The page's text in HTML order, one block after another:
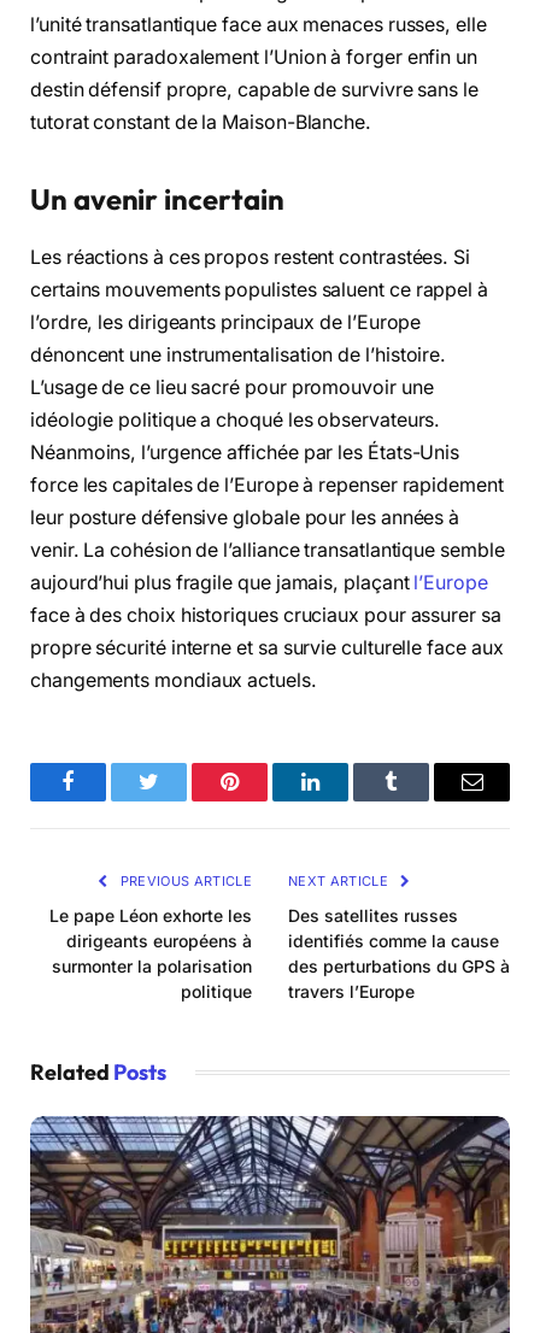
l’unité transatlantique face aux menaces russes, elle
contraint paradoxalement l’Union à forger enfin un
destin défensif propre, capable de survivre sans le
tutorat constant de la Maison-Blanche.
Un avenir incertain
Les réactions à ces propos restent contrastées. Si
certains mouvements populistes saluent ce rappel à
l’ordre, les dirigeants principaux de l’Europe
dénoncent une instrumentalisation de l’histoire.
L’usage de ce lieu sacré pour promouvoir une
idéologie politique a choqué les observateurs.
Néanmoins, l’urgence affichée par les États-Unis
force les capitales de l’Europe à repenser rapidement
leur posture défensive globale pour les années à
venir. La cohésion de l’alliance transatlantique semble
aujourd’hui plus fragile que jamais, plaçant l’Europe
face à des choix historiques cruciaux pour assurer sa
propre sécurité interne et sa survie culturelle face aux
changements mondiaux actuels.
FacebookTwitter Pinterest LinkedInTumblr Email
PREVIOUS ARTICLE
Le pape Léon exhorte les
dirigeants européens à
surmonter la polarisation
politique
NEXT ARTICLE
Des satellites russes
identifiés comme la cause
des perturbations du GPS à
travers l’Europe
Related Posts